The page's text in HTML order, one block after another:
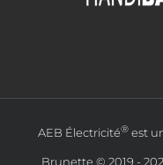
AEB Électricité® est
Brunette © 2019 -